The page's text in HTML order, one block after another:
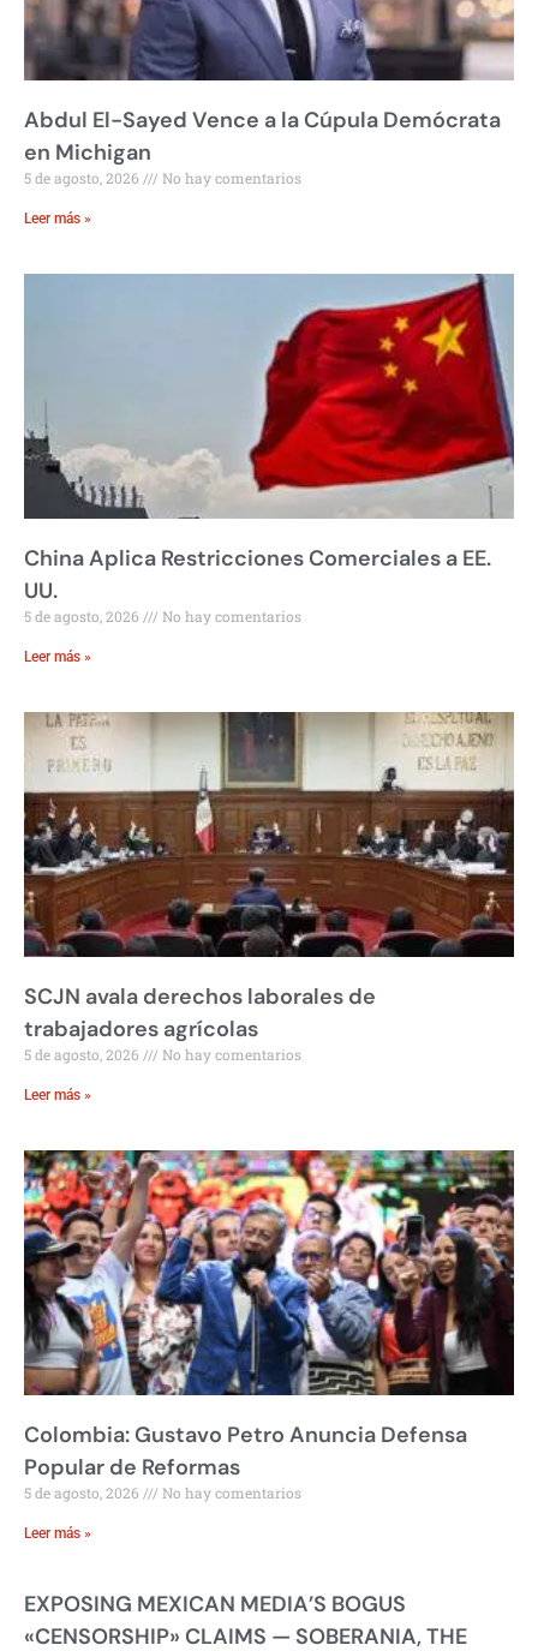
Abdul El-Sayed Vence a la Cúpula Demócrata
en Michigan
5 de agosto, 2026 No hay comentarios
Leer más »
China Aplica Restricciones Comerciales a EE.
UU.
5 de agosto, 2026 No hay comentarios
Leer más »
SCJN avala derechos laborales de
trabajadores agrícolas
5 de agosto, 2026 No hay comentarios
Leer más »
Colombia: Gustavo Petro Anuncia Defensa
Popular de Reformas
5 de agosto, 2026 No hay comentarios
Leer más »
EXPOSING MEXICAN MEDIA’S BOGUS
«CENSORSHIP» CLAIMS — SOBERANIA, THE